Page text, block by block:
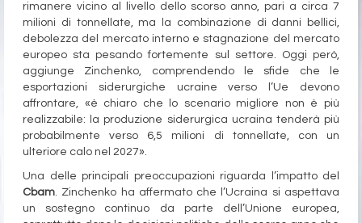
rimanere vicino al livello dello scorso anno, pari a circa 7
milioni di tonnellate, ma la combinazione di danni bellici,
debolezza del mercato interno e stagnazione del mercato
europeo sta pesando fortemente sul settore. Oggi però,
aggiunge Zinchenko, comprendendo le sfide che le
esportazioni siderurgiche ucraine verso l’Ue devono
affrontare, «è chiaro che lo scenario migliore non è più
realizzabile: la produzione siderurgica ucraina tenderà più
probabilmente verso 6,5 milioni di tonnellate, con un
ulteriore calo nel 2027».
Una delle principali preoccupazioni riguarda l’impatto del
Cbam. Zinchenko ha affermato che l’Ucraina si aspettava
un sostegno continuo da parte dell’Unione europea,